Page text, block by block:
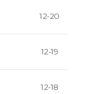
12-20
12-19
12-18